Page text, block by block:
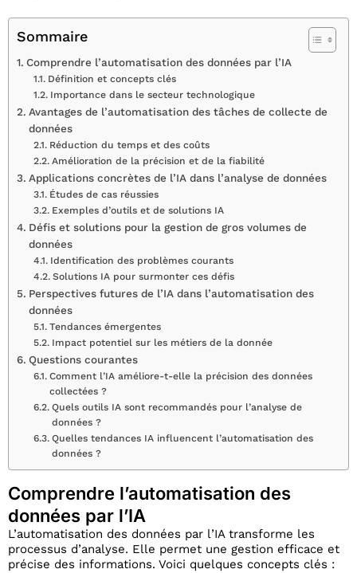
Sommaire
Comprendre l’automatisation des données par l’IA
Définition et concepts clés
Importance dans le secteur technologique
Avantages de l’automatisation des tâches de collecte de
données
Réduction du temps et des coûts
Amélioration de la précision et de la fiabilité
Applications concrètes de l’IA dans l’analyse de données
Études de cas réussies
Exemples d’outils et de solutions IA
Défis et solutions pour la gestion de gros volumes de
données
Identification des problèmes courants
Solutions IA pour surmonter ces défis
Perspectives futures de l’IA dans l’automatisation des
données
Tendances émergentes
Impact potentiel sur les métiers de la donnée
Questions courantes
Comment l’IA améliore-t-elle la précision des données
collectées ?
Quels outils IA sont recommandés pour l’analyse de
données ?
Quelles tendances IA influencent l’automatisation des
données ?
Comprendre l’automatisation des
données par l’IA
L’automatisation des données par l’IA transforme les
processus d’analyse. Elle permet une gestion efficace et
précise des informations. Voici quelques concepts clés :